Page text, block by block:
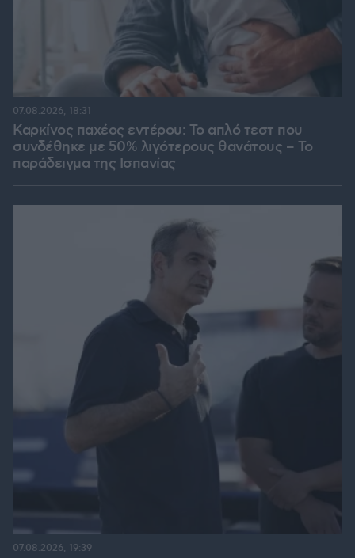
Καρκίνος παχέος εντέρου: Το απλό τεστ που
συνδέθηκε με 50% λιγότερους θανάτους – Το
παράδειγμα της Ισπανίας
07.08.2026, 18:31
07.08.2026, 19:39